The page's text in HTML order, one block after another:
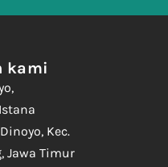
kami
Kec.
Jawa Timur